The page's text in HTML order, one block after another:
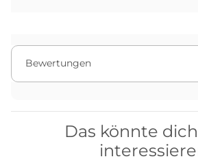
Bewertungen
Das könnte